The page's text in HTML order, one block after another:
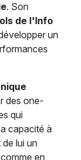
. Son
de l'Info
un
des one-
qui
capacité à
lui un
en